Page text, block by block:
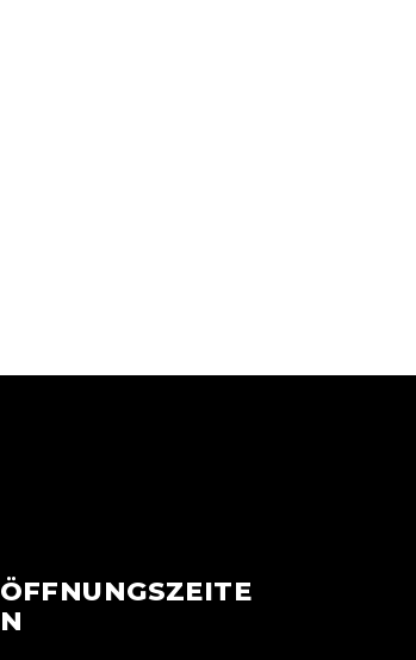
ÖFFNUNGSZEITE
N